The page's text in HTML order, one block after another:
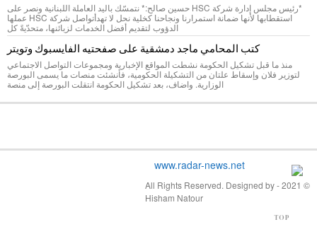
*رئيس مجلس إدارة شركة HSC حسين صالح:* نتمسّك باليد العاملة اللبنانية ونصر على
استقطابها لأنها ضمانة استمرارنا ونجاحنا كخلية نحل لا تهدأتواصل شركة HSC عملها
الدؤوب لتقديم أفضل الخدمات لزبائنها، متحدّيةً كل
كتب المحامي ماجد دمشقية على صفحتيه الفايسبوك وتويتر
منذ ما قبل تشكيل الحكومة نشطت المواقع الإخبارية ومجموعات التواصل الاجتماعي
لتوزير فلان وإسقاط علتان من التشكيلة الحكومية، فأنشئت منصات ما يسمى البورصة
الوزارية. واضاف، بعد تشكيل الحكومة انتقلت البورصة إلى منصة
© 2021 - All Rights Reserved. Designed by
Hisham Natour
TOP